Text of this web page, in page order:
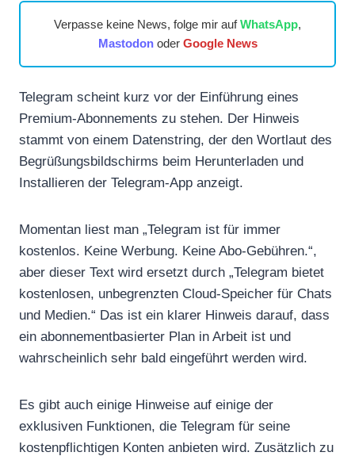
Verpasse keine News, folge mir aufWhatsApp,
Mastodonoder Google News
Telegram scheint kurz vor der Einführung eines
Premium-Abonnements zu stehen. Der Hinweis
stammt von einem Datenstring, der den Wortlaut des
Begrüßungsbildschirms beim Herunterladen und
Installieren der Telegram-App anzeigt.
Momentan liest man „Telegram ist für immer
kostenlos. Keine Werbung. Keine Abo-Gebühren.“,
aber dieser Text wird ersetzt durch „Telegram bietet
kostenlosen, unbegrenzten Cloud-Speicher für Chats
und Medien.“ Das ist ein klarer Hinweis darauf, dass
ein abonnementbasierter Plan in Arbeit ist und
wahrscheinlich sehr bald eingeführt werden wird.
Es gibt auch einige Hinweise auf einige der
exklusiven Funktionen, die Telegram für seine
kostenpflichtigen Konten anbieten wird. Zusätzlich zu